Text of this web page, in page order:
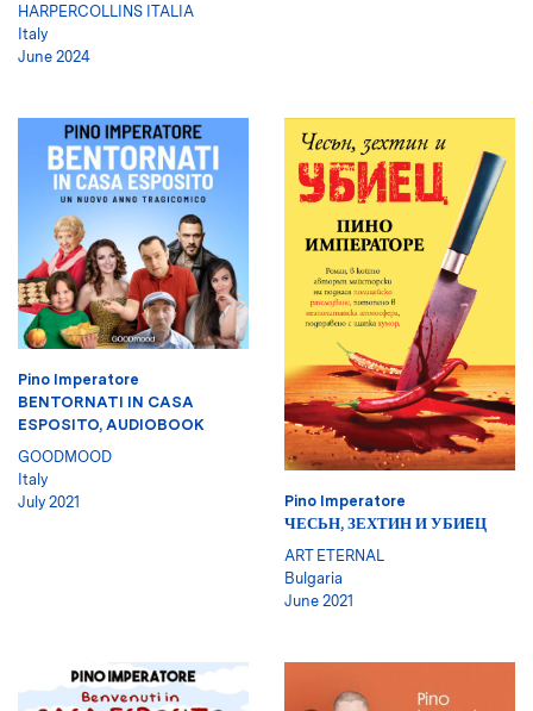
HARPERCOLLINS ITALIA
Italy
June 2024
Pino Imperatore
BENTORNATI IN CASA
ESPOSITO, AUDIOBOOK
GOODMOOD
Italy
July 2021
Pino Imperatore
ЧЕСЬН, ЗЕХТИН И УБИEЦ
ART ETERNAL
Bulgaria
June 2021